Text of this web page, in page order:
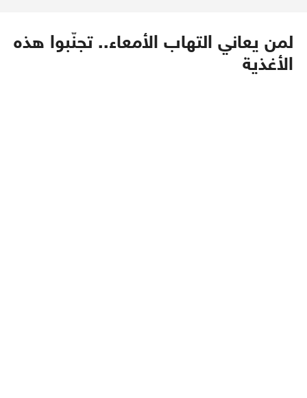
لمن يعاني التهاب الأمعاء.. تجنّبوا هذه
الأغذية